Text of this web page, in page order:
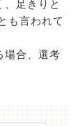
足きりと
も言われて
場合、選考